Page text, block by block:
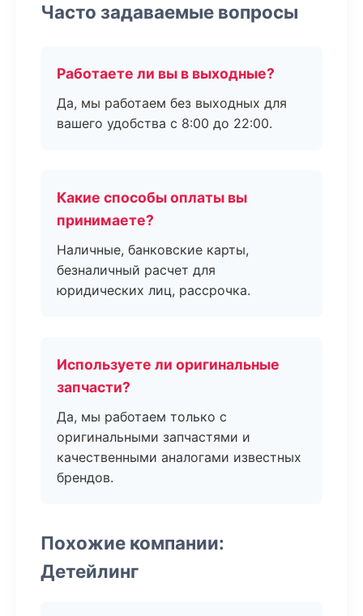
Часто задаваемые вопросы
Работаете ли вы в выходные?
Да, мы работаем без выходных для
вашего удобства с 8:00 до 22:00.
Какие способы оплаты вы
принимаете?
Наличные, банковские карты,
безналичный расчет для
юридических лиц, рассрочка.
Используете ли оригинальные
запчасти?
Да, мы работаем только с
оригинальными запчастями и
качественными аналогами известных
брендов.
Похожие компании:
Детейлинг